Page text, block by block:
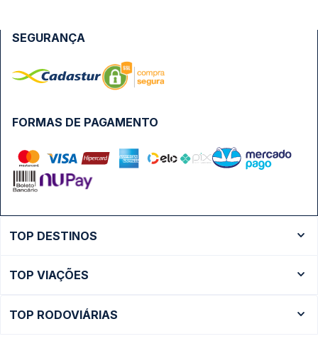
FORMAS DE PAGAMENTO
SEGURANÇA
TOP DESTINOS
Ônibus São Paulo
TOP VIAÇÕES
TOP RODOVIÁRIAS